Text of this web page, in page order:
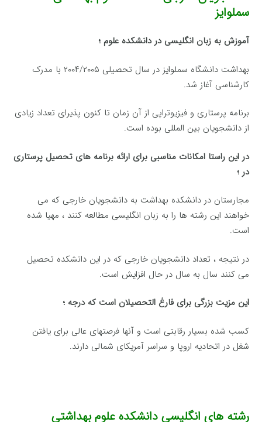
سملوایز
آموزش به زبان انگلیسی در دانشکده علوم ؛
بهداشت دانشگاه سملوایز در سال تحصیلی ۲۰۰۴/۲۰۰۵ با مدرک
کارشناسی آغاز شد.
برنامه پرستاری و فیزیوتراپی از آن زمان تا کنون پذیرای تعداد زیادی
از دانشجویان بین المللی بوده است.
در این راستا امکانات مناسبی برای ارائه برنامه های تحصیل پرستاری
در ؛
مجارستان در دانشکده بهداشت به دانشجویان خارجی که می
خواهند این رشته ها را به زبان انگلیسی مطالعه کنند ، مهیا شده
است.
در نتیجه ، تعداد دانشجویان خارجی که در این دانشکده تحصیل
می کنند سال به سال در حال افزایش است.
این مزیت بزرگی برای فارغ التحصیلان است که درجه ؛
کسب شده بسیار رقابتی است و آنها فرصتهای عالی برای یافتن
شغل در اتحادیه اروپا و سراسر آمریکای شمالی دارند.
رشته های انگلیسی دانشکده علوم بهداشتی